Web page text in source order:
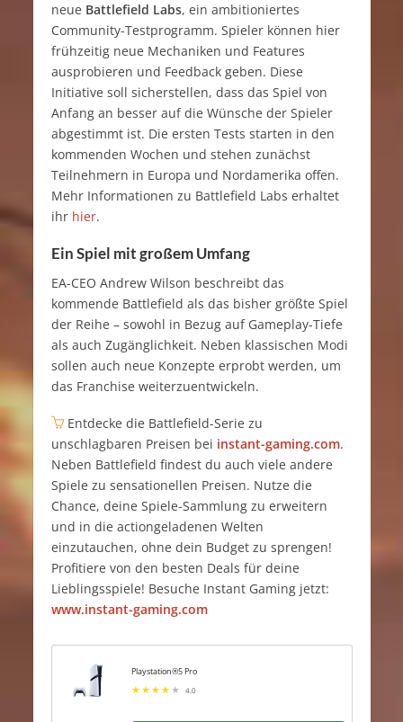
neue Battlefield Labs, ein ambitioniertes
Community-Testprogramm. Spieler können hier
frühzeitig neue Mechaniken und Features
ausprobieren und Feedback geben. Diese
Initiative soll sicherstellen, dass das Spiel von
Anfang an besser auf die Wünsche der Spieler
abgestimmt ist. Die ersten Tests starten in den
kommenden Wochen und stehen zunächst
Teilnehmern in Europa und Nordamerika offen.
Mehr Informationen zu Battlefield Labs erhaltet
ihr hier.
Ein Spiel mit großem Umfang
EA-CEO Andrew Wilson beschreibt das
kommende Battlefield als das bisher größte Spiel
der Reihe – sowohl in Bezug auf Gameplay-Tiefe
als auch Zugänglichkeit. Neben klassischen Modi
sollen auch neue Konzepte erprobt werden, um
das Franchise weiterzuentwickeln.
Entdecke die Battlefield-Serie zu
unschlagbaren Preisen bei instant-gaming.com.
Neben Battlefield findest du auch viele andere
Spiele zu sensationellen Preisen. Nutze die
Chance, deine Spiele-Sammlung zu erweitern
und in die actiongeladenen Welten
einzutauchen, ohne dein Budget zu sprengen!
Profitiere von den besten Deals für deine
Lieblingsspiele! Besuche Instant Gaming jetzt:
www.instant-gaming.com
Playstation®5 Pro
4.0